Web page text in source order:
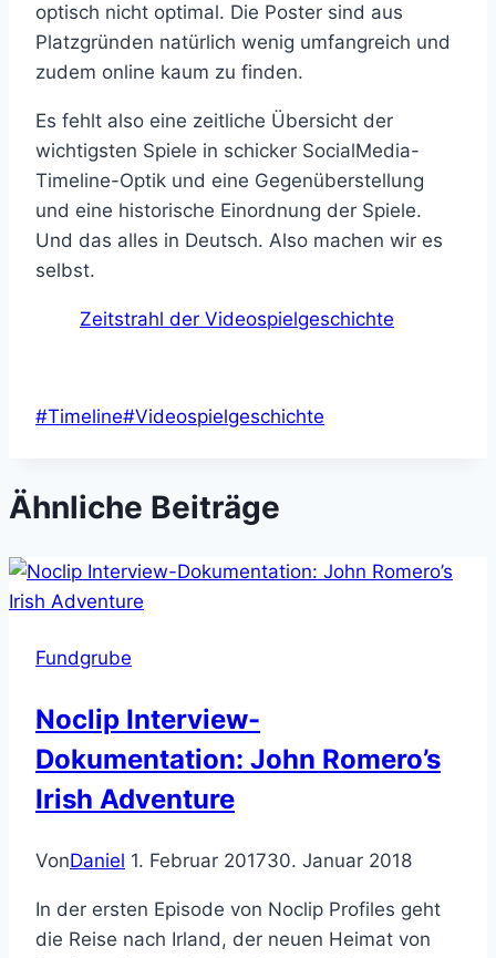
optisch nicht optimal. Die Poster sind aus
Platzgründen natürlich wenig umfangreich und
zudem online kaum zu finden.
Es fehlt also eine zeitliche Übersicht der
wichtigsten Spiele in schicker SocialMedia-
Timeline-Optik und eine Gegenüberstellung
und eine historische Einordnung der Spiele.
Und das alles in Deutsch. Also machen wir es
selbst.
Zeitstrahl der Videospielgeschichte
Schlagworte:
#Timeline#Videospielgeschichte
Ähnliche Beiträge
Fundgrube
Noclip Interview-
Dokumentation: John Romero’s
Irish Adventure
VonDaniel 1. Februar 201730. Januar 2018
In der ersten Episode von Noclip Profiles geht
die Reise nach Irland, der neuen Heimat von